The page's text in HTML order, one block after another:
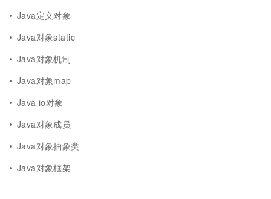
Java定义对象
Java对象static
Java对象机制
Java对象map
Java io对象
Java对象成员
Java对象抽象类
Java对象框架